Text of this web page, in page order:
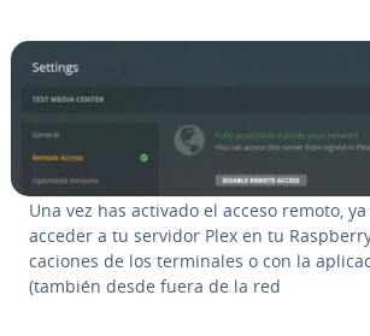
Una vez has activado el acceso remoto,
acceder a tu servidor Plex en tu
ca­cio­nes de los te­r­mi­na­les o con la
(también desde fuera de la red